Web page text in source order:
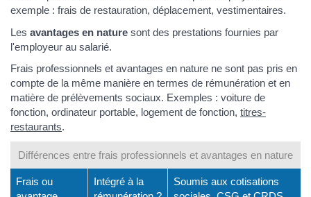
exemple : frais de restauration, déplacement, vestimentaires.
Les avantages en nature sont des prestations fournies par
l'employeur au salarié.
Frais professionnels et avantages en nature ne sont pas pris en
compte de la même manière en termes de rémunération et en
matière de prélèvements sociaux. Exemples : voiture de
fonction, ordinateur portable, logement de fonction, titres-
restaurants.
Différences entre frais professionnels et avantages en nature
Frais ou
Intégré à la
Soumis aux cotisations